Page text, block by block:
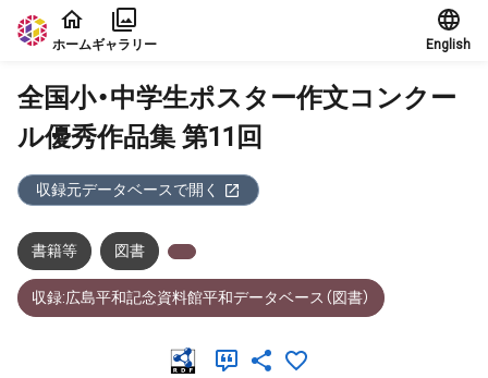
本文に飛ぶ
ホームギャラリー English
全国小・中学生ポスター作文コンクー
ル優秀作品集 第11回
収録元データベースで開く
書籍等 図書
収録:広島平和記念資料館平和データベース（図書）